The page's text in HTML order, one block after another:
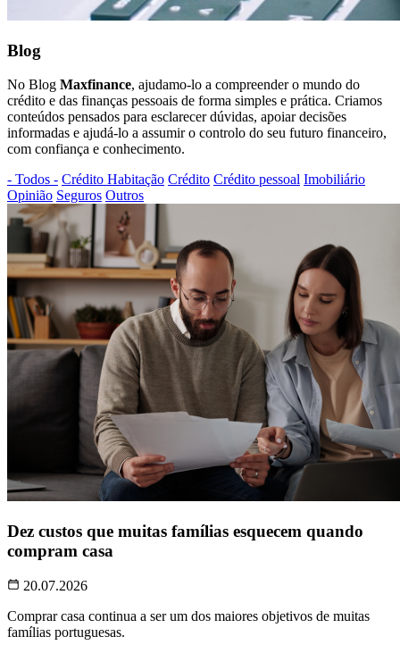
Blog
No Blog Maxfinance, ajudamo-lo a compreender o mundo do
crédito e das finanças pessoais de forma simples e prática. Criamos
conteúdos pensados para esclarecer dúvidas, apoiar decisões
informadas e ajudá-lo a assumir o controlo do seu futuro financeiro,
com confiança e conhecimento.
- Todos - Crédito Habitação Crédito Crédito pessoal Imobiliário
Opinião Seguros Outros
Dez custos que muitas famílias esquecem quando
compram casa
20.07.2026
Comprar casa continua a ser um dos maiores objetivos de muitas
famílias portuguesas.